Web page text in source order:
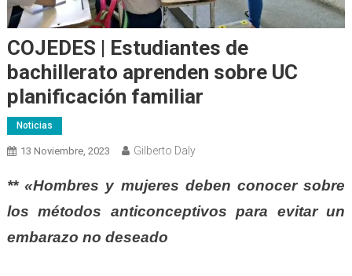
COJEDES | Estudiantes de
bachillerato aprenden sobre UC
planificación familiar
Noticias
13 Noviembre, 2023 Gilberto Daly
** «Hombres y mujeres deben conocer sobre
los métodos anticonceptivos para evitar un
embarazo no deseado